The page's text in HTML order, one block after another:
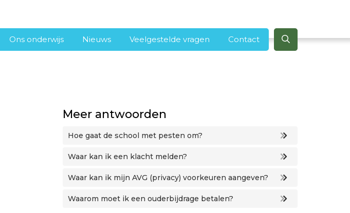
Ons onderwijs Nieuws Veelgestelde vragen Contact
Meer antwoorden
Hoe gaat de school met pesten om?
Waar kan ik een klacht melden?
Waar kan ik mijn AVG (privacy) voorkeuren aangeven?
Waarom moet ik een ouderbijdrage betalen?